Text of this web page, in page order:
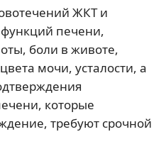
ЖКТ и
печени,
боли в животе,
мочи, усталости, а
которые
требуют срочной